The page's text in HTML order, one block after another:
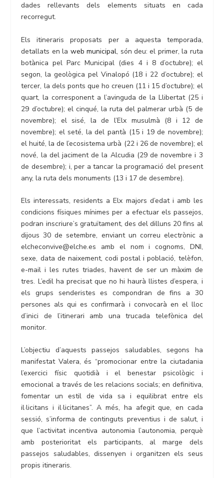
dades rellevants dels elements situats en cada
recorregut.
Els itineraris proposats per a aquesta temporada,
detallats en la web municipal, són deu: el primer, la ruta
botànica pel Parc Municipal (dies 4 i 8 d’octubre); el
segon, la geològica pel Vinalopó (18 i 22 d’octubre); el
tercer, la dels ponts que ho creuen (11 i 15 d’octubre); el
quart, la corresponent a l’avinguda de la Llibertat (25 i
29 d’octubre); el cinqué, la ruta del palmerar urbà (5 de
novembre); el sisé, la de l’Elx musulmà (8 i 12 de
novembre); el seté, la del pantà (15 i 19 de novembre);
el huité, la de l’ecosistema urbà (22 i 26 de novembre); el
nové, la del jaciment de la Alcudia (29 de novembre i 3
de desembre); i, per a tancar la programació del present
any, la ruta dels monuments (13 i 17 de desembre).
Els interessats, residents a Elx majors d’edat i amb les
condicions físiques mínimes per a efectuar els passejos,
podran inscriure’s gratuïtament, des del dilluns 20 fins al
dijous 30 de setembre, enviant un correu electrònic a
elcheconvive@elche.es amb el nom i cognoms, DNI,
sexe, data de naixement, codi postal i població, telèfon,
e-mail i les rutes triades, havent de ser un màxim de
tres. L’edil ha precisat que no hi haurà llistes d’espera, i
els grups senderistes es compondran de fins a 30
persones als qui es confirmarà i convocarà en el lloc
d’inici de l’itinerari amb una trucada telefònica del
monitor.
L’objectiu d’aquests passejos saludables, segons ha
manifestat Valera, és “promocionar entre la ciutadania
l’exercici físic quotidià i el benestar psicològic i
emocional a través de les relacions socials; en definitiva,
fomentar un estil de vida sa i equilibrat entre els
il·licitans i il·licitanes”. A més, ha afegit que, en cada
sessió, s’informa de continguts preventius i de salut, i
que l’activitat incentiva autonomia l’autonomia, perquè
amb posterioritat els participants, al marge dels
passejos saludables, dissenyen i organitzen els seus
propis itineraris.